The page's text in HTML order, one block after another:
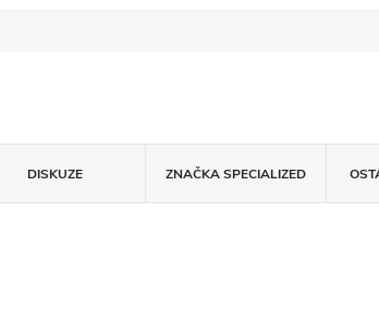
DISKUZE ZNAČKASPECIALIZED